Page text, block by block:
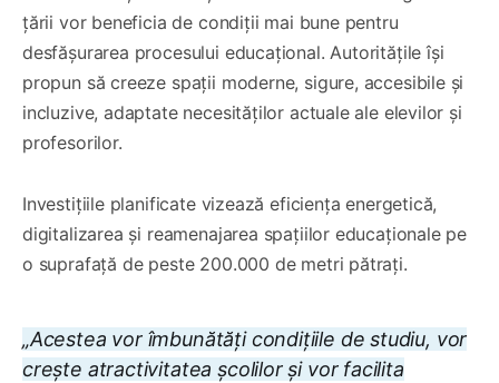
țării vor beneficia de condiții mai bune pentru
desfășurarea procesului educațional. Autoritățile își
propun să creeze spații moderne, sigure, accesibile și
incluzive, adaptate necesităților actuale ale elevilor și
profesorilor.
Investițiile planificate vizează eficiența energetică,
digitalizarea și reamenajarea spațiilor educaționale pe
o suprafață de peste 200.000 de metri pătrați.
„Acestea vor îmbunătăți condițiile de studiu, vor
crește atractivitatea școlilor și vor facilita